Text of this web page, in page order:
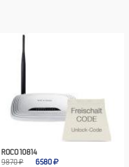
ROCO 10814
9870 ₽
6580